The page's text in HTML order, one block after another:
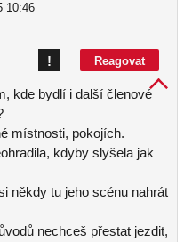
10:46
Reagovat
!
kde bydlí i další členové
místnosti, pokojích.
kdyby slyšela jak
někdy tu jeho scénu nahrát
nechceš přestat jezdit,